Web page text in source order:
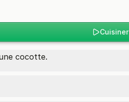
Cuisiner
cocotte.